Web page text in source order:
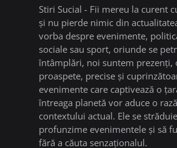
Stiri Sucial - Fii mereu la curent
și nu pierde nimic din
vorba despre evenimente,
sociale sau sport, oriunde se
întâmplări, noi suntem prezenți,
proaspete, precise și
evenimente care captivează o
întreaga planetă vor aduce o
contextului actual. Ele se
profunzime evenimentele și să
fără a căuta senzaționalul.